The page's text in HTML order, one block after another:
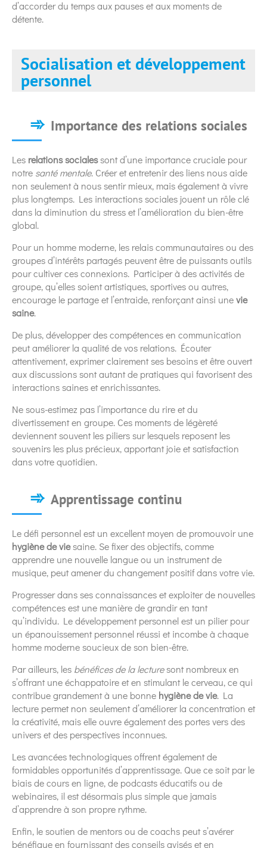
d’accorder du temps aux pauses et aux moments de
détente.
Socialisation et développement
personnel
Importance des relations sociales
Les relations socialessont d’une importance cruciale pour
notre santé mentale. Créer et entretenir des liens nous aide
non seulement à nous sentir mieux, mais également à vivre
plus longtemps. Les interactions sociales jouent un rôle clé
dans la diminution du stress et l’amélioration du bien-être
global.
Pour un homme moderne, les relais communautaires ou des
groupes d’intérêts partagés peuvent être de puissants outils
pour cultiver ces connexions. Participer à des activités de
groupe, qu’elles soient artistiques, sportives ou autres,
encourage le partage et l’entraide, renforçant ainsi unevie
saine.
De plus, développer des compétences en communication
peut améliorer la qualité de vos relations. Écouter
attentivement, exprimer clairement ses besoins et être ouvert
aux discussions sont autant de pratiques qui favorisent des
interactions saines et enrichissantes.
Ne sous-estimez pas l’importance du rire et du
divertissement en groupe. Ces moments de légèreté
deviennent souvent les piliers sur lesquels reposent les
souvenirs les plus précieux, apportant joie et satisfaction
dans votre quotidien.
Apprentissage continu
Le défi personnel est un excellent moyen de promouvoir une
hygiène de viesaine. Se fixer des objectifs, comme
apprendre une nouvelle langue ou un instrument de
musique, peut amener du changement positif dans votre vie.
Progresser dans ses connaissances et exploiter de nouvelles
compétences est une manière de grandir en tant
qu’individu. Le développement personnel est un pilier pour
un épanouissement personnel réussi et incombe à chaque
homme moderne soucieux de son bien-être.
Par ailleurs, les bénéfices de la lecturesont nombreux en
s’offrant une échappatoire et en stimulant le cerveau, ce qui
contribue grandement à une bonne hygiène de vie. La
lecture permet non seulement d’améliorer la concentration et
la créativité, mais elle ouvre également des portes vers des
univers et des perspectives inconnues.
Les avancées technologiques offrent également de
formidables opportunités d’apprentissage. Que ce soit par le
biais de cours en ligne, de podcasts éducatifs ou de
webinaires, il est désormais plus simple que jamais
d’apprendre à son propre rythme.
Enfin, le soutien de mentors ou de coachs peut s’avérer
bénéfique en fournissant des conseils avisés et en